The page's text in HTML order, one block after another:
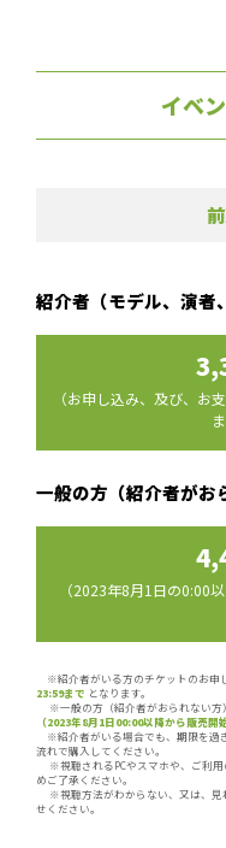
イベ
紹介者（モデル、演者
（お申し込み、及び、お
一般の方（紹介者がお
（2023年8月1日の0:00
※紹介者がいる方のチケットのお申
23:59まで となります。
※一般の方（紹介者がおられない方
（2023年8月1日00:00以降から販売開始
※紹介者がいる場合でも、期限を過
流れで購入してください。
※視聴されるPCやスマホや、ご利用
めご了承ください。
※視聴方法がわからない、又は、見
せください。